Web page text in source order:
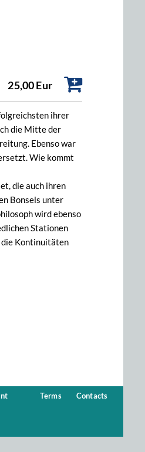
25,00 Eur
ihrer
die Mitte der
Ebenso war
Wie kommt
die auch ihren
Bonsels unter
wird ebenso
Stationen
die Kontinuitäten
Terms Contacts